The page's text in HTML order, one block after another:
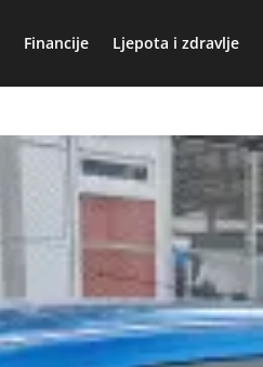
Financije Ljepota i zdravlje